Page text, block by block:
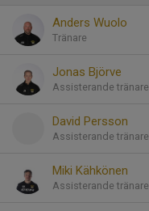
Anders Wuolo
Tränare
Jonas Björve
Assisterande tränare
David Persson
Assisterande tränare
Miki Kähkönen
Assisterande tränare